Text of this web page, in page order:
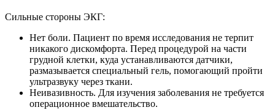
Сильные стороны ЭКГ:
Нет боли. Пациент по время исследования не терпит
никакого дискомфорта. Перед процедурой на части
грудной клетки, куда устанавливаются датчики,
размазывается специальный гель, помогающий пройти
ультразвуку через ткани.
Неивазивность. Для изучения заболевания не требуется
операционное вмешательство.